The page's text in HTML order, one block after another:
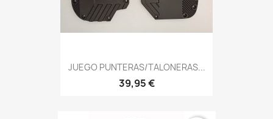
JUEGO PUNTERAS/TALONERAS...
39,95 €